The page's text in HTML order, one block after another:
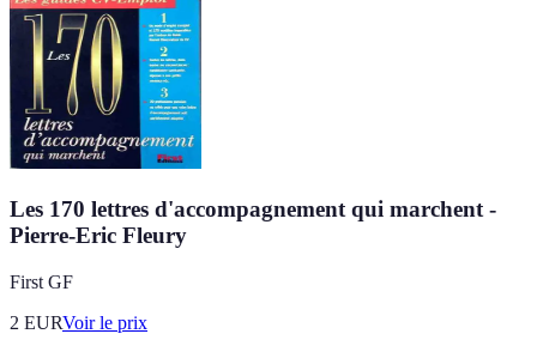
Les 170 lettres d'accompagnement qui marchent -
Pierre-Eric Fleury
First GF
2 EURVoir le prix